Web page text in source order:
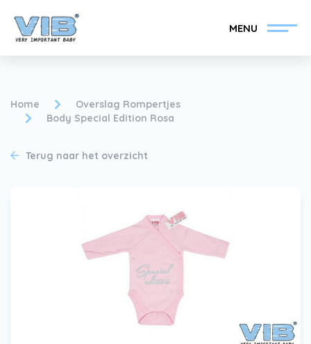
MENU
VIB®-Dealer worden
Vind uw VIB®-Dealer
Home
Overslag Rompertjes
Body Special Edition Rosa
Terug naar het overzicht